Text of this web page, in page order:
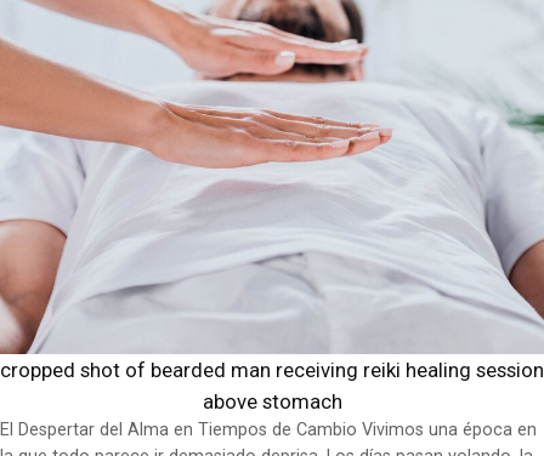
cropped shot of bearded man receiving reiki healing session
above stomach
El Despertar del Alma en Tiempos de Cambio Vivimos una época en